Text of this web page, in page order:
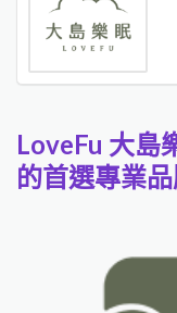
LoveFu 大島
的首選專業